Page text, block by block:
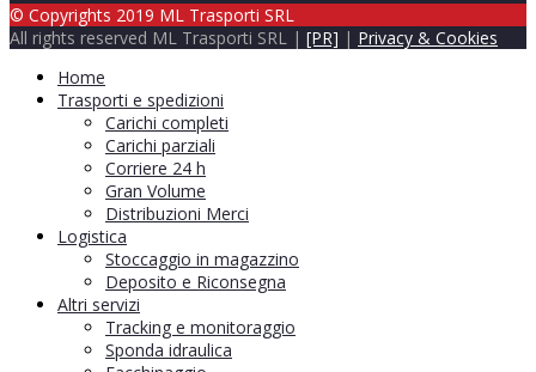
© Copyrights 2019 ML Trasporti SRL
All rights reserved ML Trasporti SRL | [PR] | Privacy & Cookies
Home
Trasporti e spedizioni
Carichi completi
Carichi parziali
Corriere 24 h
Gran Volume
Distribuzioni Merci
Logistica
Stoccaggio in magazzino
Deposito e Riconsegna
Altri servizi
Tracking e monitoraggio
Sponda idraulica